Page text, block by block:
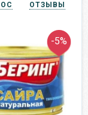
ОТЗЫВЫ
-5%